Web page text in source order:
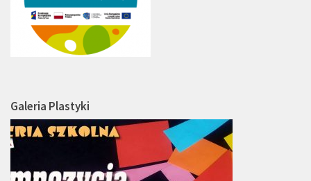
Galeria Plastyki